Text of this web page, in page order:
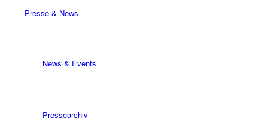
Presse & News
News & Events
Pressearchiv